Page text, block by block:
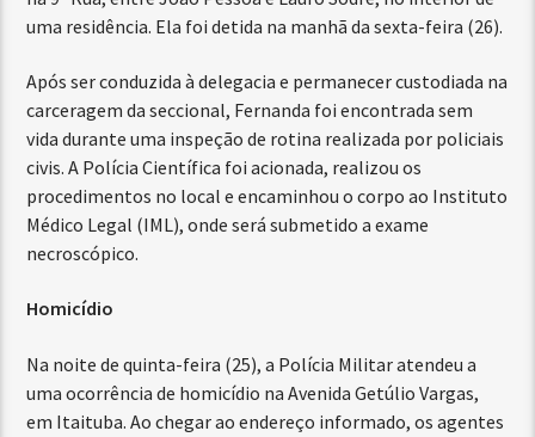
uma residência. Ela foi detida na manhã da sexta-feira (26).
Após ser conduzida à delegacia e permanecer custodiada na
carceragem da seccional, Fernanda foi encontrada sem
vida durante uma inspeção de rotina realizada por policiais
civis. A Polícia Científica foi acionada, realizou os
procedimentos no local e encaminhou o corpo ao Instituto
Médico Legal (IML), onde será submetido a exame
necroscópico.
Homicídio
Na noite de quinta-feira (25), a Polícia Militar atendeu a
uma ocorrência de homicídio na Avenida Getúlio Vargas,
em Itaituba. Ao chegar ao endereço informado, os agentes